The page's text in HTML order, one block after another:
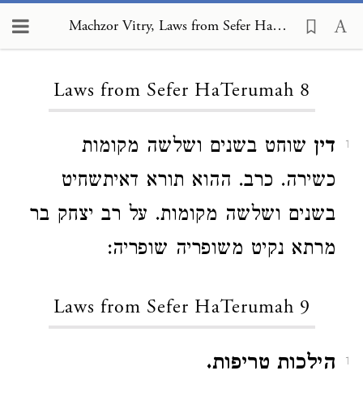
Machzor Vitry, Laws from Sefer HaTerumah 8
Laws from Sefer HaTerumah 8
1 דין שוחט בשנים ושלשה מקומות
כשירה. כרב. ההוא תורא דאיתשחיט
בשנים ושלשה מקומות. על רב יצחק בר
מרתא נקיט משופריה שופריה:
Laws from Sefer HaTerumah 9
1 הילכות טריפות.